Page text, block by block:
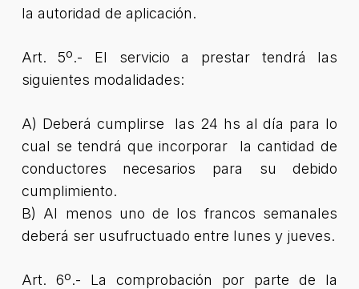
la autoridad de aplicación.
Art. 5º.- El servicio a prestar tendrá las
siguientes modalidades:
A) Deberá cumplirse las 24 hs al día para lo
cual se tendrá que incorporar la cantidad de
conductores necesarios para su debido
cumplimiento.
B) Al menos uno de los francos semanales
deberá ser usufructuado entre lunes y jueves.
Art. 6º.- La comprobación por parte de la